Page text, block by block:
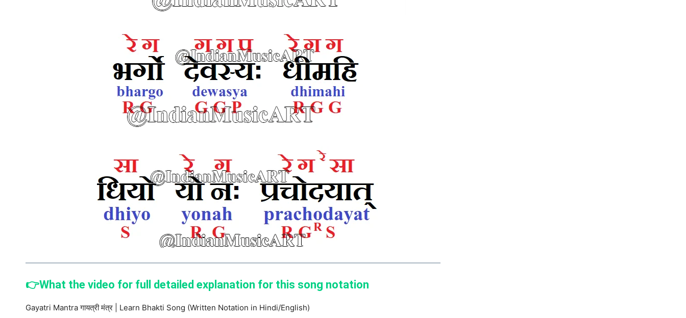
👉What the video for full detailed explanation for this song notation
Gayatri Mantra गायत्री मंत्र | Learn Bhakti Song (Written Notation in Hindi/English)